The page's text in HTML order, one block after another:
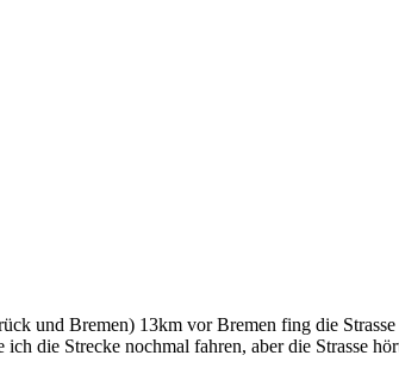
und Bremen) 13km vor Bremen fing die
die Strecke nochmal fahren, aber die Strasse